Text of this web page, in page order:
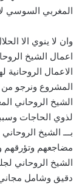
المغربي السوسي
وان لا ينوي الا
اعمال الشيخ
الاعمال
المشروع ونرجو من
الشيخ الروحاني
لذوي الحاجات
بـــ الشيخ
مضاجعهم وتؤرقهم
الشيخ الروحاني
دقيق وشامل